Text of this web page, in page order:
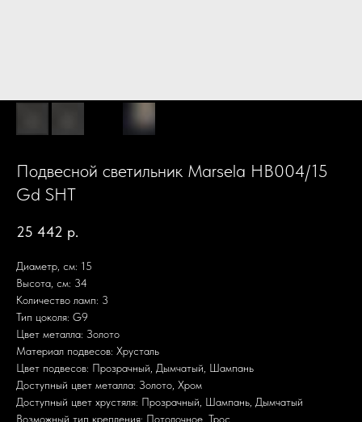
Подвесной светильник Marsela HB004/15
Gd SHT
25 442 р.
Диаметр, см: 15
Высота, см: 34
Количество ламп: 3
Тип цоколя: G9
Цвет металла: Золото
Материал подвесов: Хрусталь
Цвет подвесов: Прозрачный, Дымчатый, Шампань
Доступный цвет металла: Золото, Хром
Доступный цвет хрустяля: Прозрачный, Шампань, Дымчатый
Возможный тип крепления: Потолочное, Трос